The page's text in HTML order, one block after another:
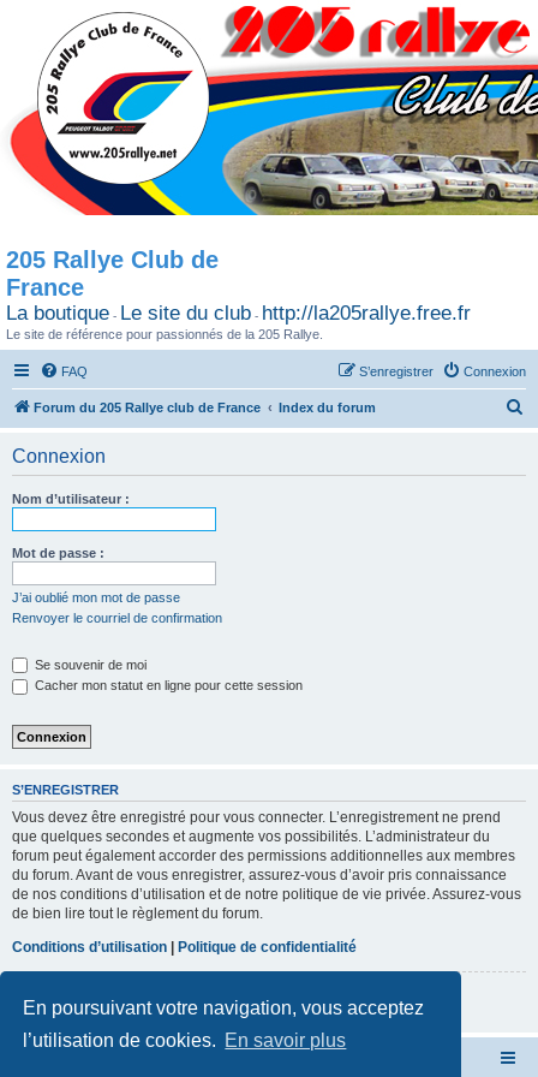
En poursuivant votre navigation, vous acceptez
l’utilisation de cookies. En savoir plus
205 Rallye Club de
France
La boutique - Le site du club - http://la205rallye.free.fr
Le site de référence pour passionnés de la 205 Rallye.
FAQ Connexion
S’enregistrer
Forum du 205 Rallye club de France Index du forum
Connexion
Nom d’utilisateur :
Mot de passe :
J’ai oublié mon mot de passe
Renvoyer le courriel de confirmation
Se souvenir de moi
Cacher mon statut en ligne pour cette session
S’ENREGISTRER
Vous devez être enregistré pour vous connecter. L’enregistrement ne prend
que quelques secondes et augmente vos possibilités. L’administrateur du
forum peut également accorder des permissions additionnelles aux membres
du forum. Avant de vous enregistrer, assurez-vous d’avoir pris connaissance
de nos conditions d’utilisation et de notre politique de vie privée. Assurez-vous
de bien lire tout le règlement du forum.
Conditions d’utilisation
Politique de confidentialité
S’enregistrer